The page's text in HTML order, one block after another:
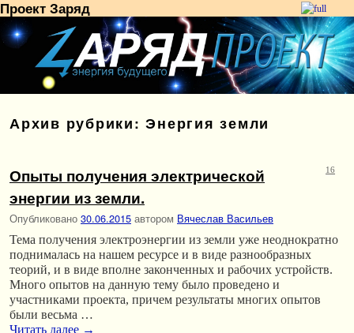
Проект Заряд
Архив рубрики:Энергия земли
Опыты получения электрической
энергии из земли.
Опубликовано 30.06.2015 автором Вячеслав Васильев
16
Тема получения электроэнергии из земли уже неоднократно
поднималась на нашем ресурсе и в виде разнообразных
теорий, и в виде вполне законченных и рабочих устройств.
Много опытов на данную тему было проведено и
участниками проекта, причем результаты многих опытов
были весьма …
Читать далее →